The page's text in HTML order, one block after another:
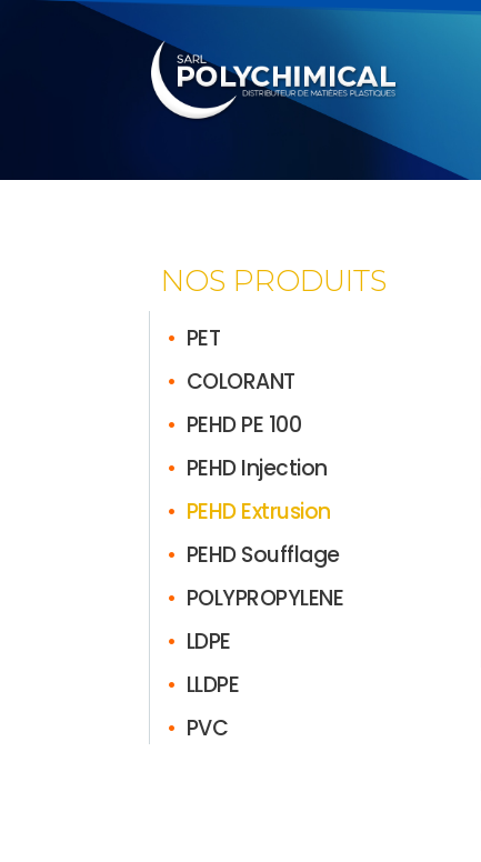
NOS PRODUITS
• PET
• COLORANT
• PEHD PE 100
• PEHD Injection
• PEHD Extrusion
• PEHD Soufflage
• POLYPROPYLENE
• LDPE
• LLDPE
• PVC